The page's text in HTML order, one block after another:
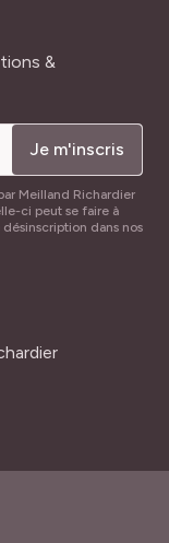
&
Je m'inscris
Meilland Richardier
ci peut se faire à
dans nos